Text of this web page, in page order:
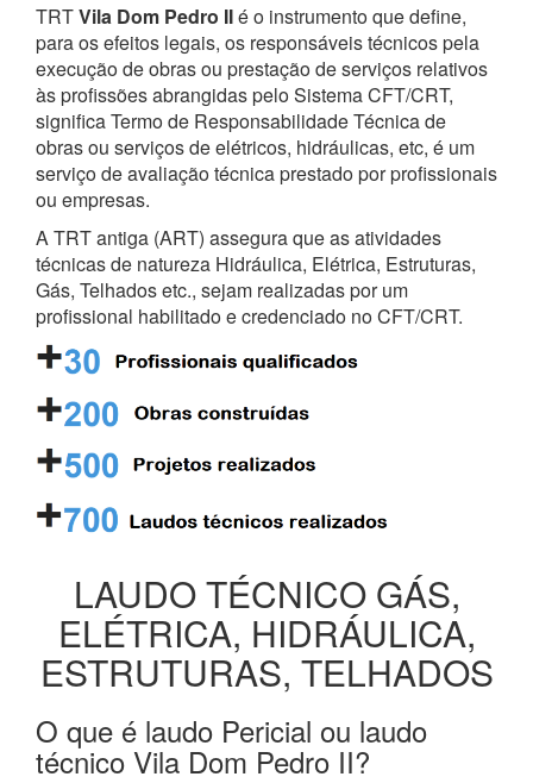
TRTVila Dom Pedro IIé o instrumento que define,
para os efeitos legais, os responsáveis técnicos pela
execução de obras ou prestação de serviços relativos
às profissões abrangidas pelo Sistema CFT/CRT,
significa Termo de Responsabilidade Técnica de
obras ou serviços de elétricos, hidráulicas, etc, é um
serviço de avaliação técnica prestado por profissionais
ou empresas.
A TRT antiga (ART) assegura que as atividades
técnicas de natureza Hidráulica, Elétrica, Estruturas,
Gás, Telhados etc., sejam realizadas por um
profissional habilitado e credenciado no CFT/CRT.
LAUDO TÉCNICO GÁS,
ELÉTRICA, HIDRÁULICA,
ESTRUTURAS, TELHADOS
O que é laudo Pericial ou laudo
técnico Vila Dom Pedro II?